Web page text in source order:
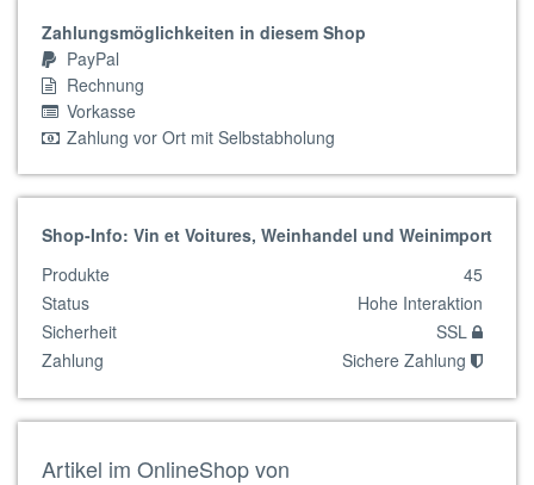
Zahlungsmöglichkeiten in diesem Shop
PayPal
Rechnung
Vorkasse
Zahlung vor Ort mit Selbstabholung
Shop-Info: Vin et Voitures, Weinhandel und Weinimport
Produkte
45
Status
Hohe Interaktion
Sicherheit
SSL
Zahlung
Sichere Zahlung
Artikel im OnlineShop von